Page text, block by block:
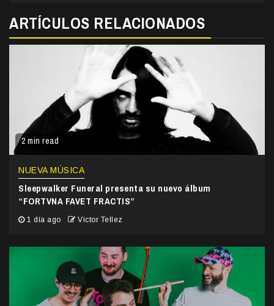
ARTÍCULOS RELACIONADOS
2 min read
NUEVA MÚSICA
Sleepwalker Funeral presenta su nuevo álbum
“FORTVNA FAVET FRACTIS”
1 día ago Victor Tellez